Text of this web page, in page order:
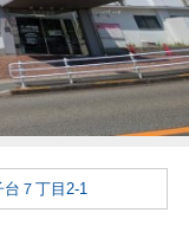
７丁目2-1